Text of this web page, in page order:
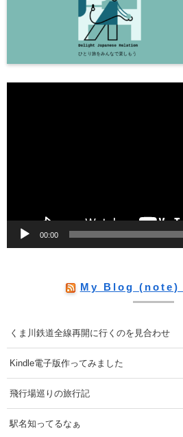
00:00
My Blog (note)
くま川鉄道全線再開に行くのを見合わせ
Kindle電子版作ってみました
飛行場巡りの旅行記
駅名知ってるなぁ